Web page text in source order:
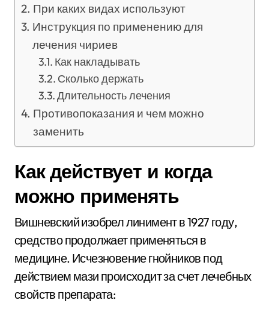
При каких видах используют
Инструкция по применению для
лечения чириев
Как накладывать
Сколько держать
Длительность лечения
Противопоказания и чем можно
заменить
Как действует и когда
можно применять
Вишневский изобрел линимент в 1927 году,
средство продолжает применяться в
медицине. Исчезновение гнойников под
действием мази происходит за счет лечебных
свойств препарата: